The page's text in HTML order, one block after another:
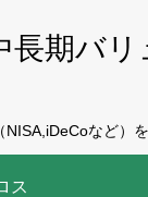
長期バリ
など）
ス